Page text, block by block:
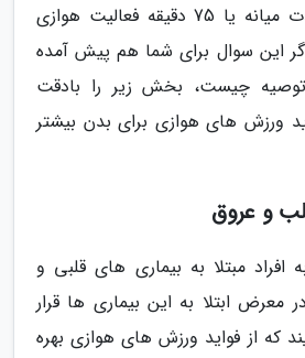
فعالیت هوازی با شدت میانه یا 75 دقیقه فعالیت هوازی
این سوال برای شما هم پیش آمده
چیست، بخش زیر را بادقت
ورزش های هوازی برای بدن بیشتر
افراد مبتلا به بیماری های قلبی و
معرض ابتلا به این بیماری ها قرار
که از فواید ورزش های هوازی بهره